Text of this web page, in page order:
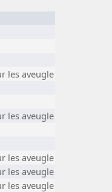
les aveugle
les aveugle
les aveugle
les aveugle
les aveugle